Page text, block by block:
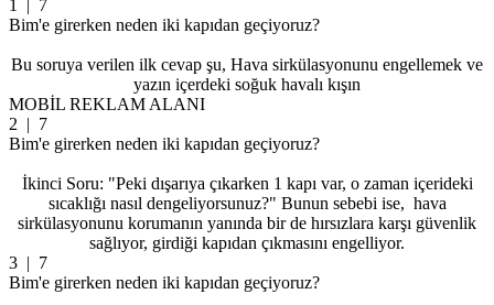
1
| 7
Bim'e girerken neden iki kapıdan geçiyoruz?
Bu soruya verilen ilk cevap şu, Hava sirkülasyonunu engellemek ve
yazın içerdeki soğuk havalı kışın
MOBİL REKLAM ALANI
2 | 7
Bim'e girerken neden iki kapıdan geçiyoruz?
İkinci Soru: "Peki dışarıya çıkarken 1 kapı var, o zaman içerideki
sıcaklığı nasıl dengeliyorsunuz?" Bunun sebebi ise, hava
sirkülasyonunu korumanın yanında bir de hırsızlara karşı güvenlik
sağlıyor, girdiği kapıdan çıkmasını engelliyor.
3 | 7
Bim'e girerken neden iki kapıdan geçiyoruz?